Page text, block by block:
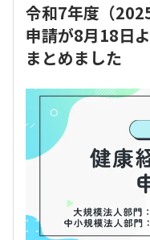
令和7年度（
申請が8月18日
まとめました